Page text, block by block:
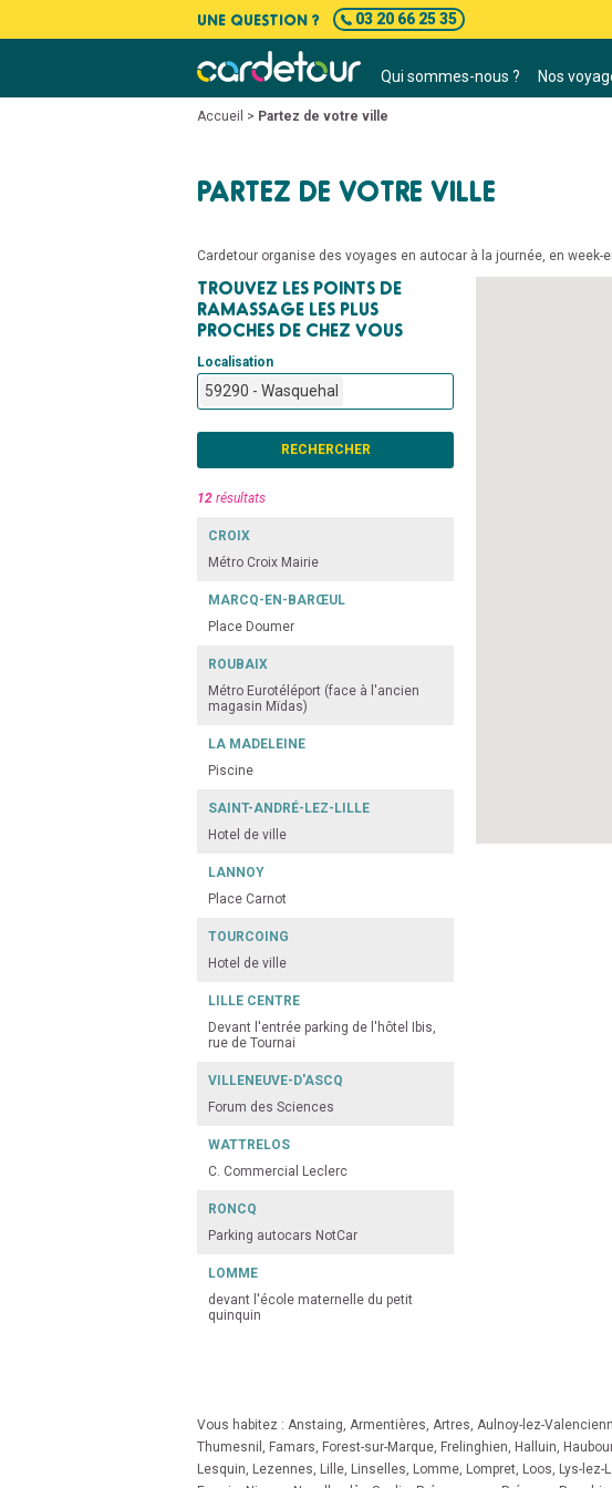
UNE QUESTION ? 03 20 66 25 35
Qui sommes-nous ? Nos
Accueil > Partez de votre ville
PARTEZ DE VOTRE VILLE
Cardetour organise des voyages en autocar à la journée, en
TROUVEZ LES POINTS DE
RAMASSAGE LES PLUS
PROCHES DE CHEZ VOUS
Localisation
59290 - Wasquehal
12 résultats
CROIX
Métro Croix Mairie
MARCQ-EN-BARŒUL
Place Doumer
ROUBAIX
Métro Eurotéléport (face à l'ancien
magasin Mïdas)
LA MADELEINE
Piscine
SAINT-ANDRÉ-LEZ-LILLE
Hotel de ville
LANNOY
Place Carnot
TOURCOING
Hotel de ville
LILLE CENTRE
Devant l'entrée parking de l'hôtel Ibis,
rue de Tournai
VILLENEUVE-D'ASCQ
Forum des Sciences
WATTRELOS
C. Commercial Leclerc
RONCQ
Parking autocars NotCar
LOMME
devant l'école maternelle du petit
quinquin
Vous habitez : Anstaing, Armentières, Artres, Aulnoy-lez-
Thumesnil , Famars, Forest-sur-Marque, Frelinghien, Halluin,
Lesquin, Lezennes, Lille, Linselles, Lomme, Lompret, Loos, Lys-lez-